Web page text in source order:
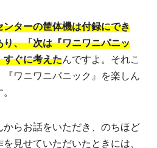
ンターの筐体機は付録にでき
、「次は『ワニワニパニッ
すぐに考えたんですよ。それこ
ワニワニパニック』を楽しん
からお話をいただき、のちほど
見せていただいたときには、